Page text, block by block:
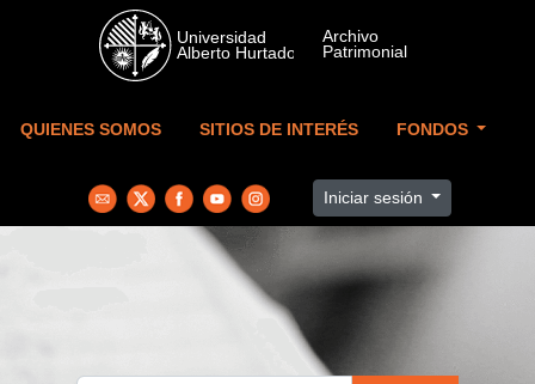
Skip to main content
QUIENES SOMOS SITIOS DE INTERÉS FONDOS
Iniciar sesión